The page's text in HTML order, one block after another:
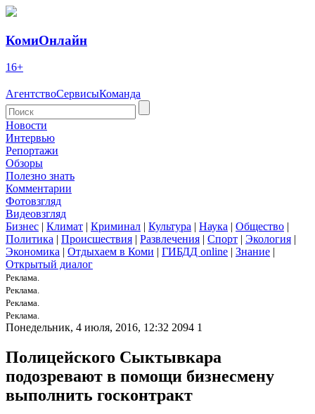
КомиОнлайн
16+
АгентствоСервисыКоманда
Новости
Интервью
Репортажи
Обзоры
Полезно знать
Комментарии
Фотовзгляд
Видеовзгляд
Бизнес | Климат | Криминал | Культура | Наука | Общество |
Политика | Происшествия | Развлечения | Спорт | Экология |
Экономика | Отдыхаем в Коми | ГИБДД online | Знание |
Открытый диалог
Реклама.
Реклама.
Реклама.
Реклама.
Понедельник, 4 июля, 2016, 12:32 2094 1
Полицейского Сыктывкара
подозревают в помощи бизнесмену
выполнить госконтракт